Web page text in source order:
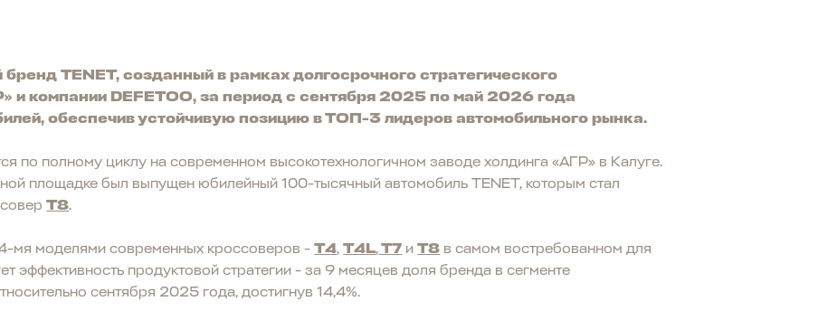
TENET, созданный в рамках долгосрочного стратегического
и компании DEFETOO, за период с сентября 2025 по май 2026 года
обеспечив устойчивую позицию в ТОП-3 лидеров автомобильного рынка.
по полному циклу на современном высокотехнологичном заводе холдинга «АГР» в Калуге.
площадке был выпущен юбилейный 100-тысячный автомобиль TENET, которым стал
T8.
мя моделями современных кроссоверов -T4,T4L,T7 иT8 в самом востребованном для
эффективность продуктовой стратегии - за 9 месяцев доля бренда в сегменте
сентября 2025 года, достигнув 14,4%.